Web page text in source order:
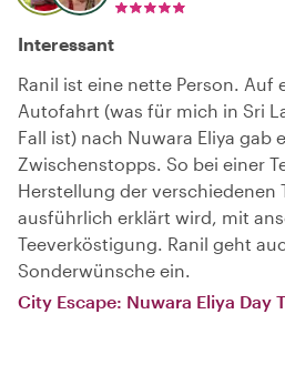
Interessant
Ranil ist eine nette Person. Auf
Autofahrt (was für mich in Sri
Fall ist) nach Nuwara Eliya gab
Zwischenstopps. So bei einer
Herstellung der verschiedenen
ausführlich erklärt wird, mit
Teeverköstigung. Ranil geht
Sonderwünsche ein.
City Escape: Nuwara Eliya Day